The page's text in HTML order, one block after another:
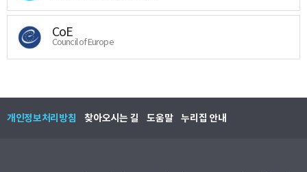
CoE
Council of Europe
개인정보처리방침 찾아오시는 길 도움말 누리집 안내